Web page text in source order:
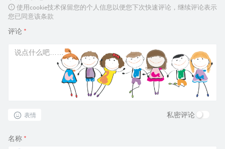
使用cookie技术保留您的个人信息以便您下次快速评论，继续评论表示
您已同意该条款
评论 *
表情 私密评论
名称 *